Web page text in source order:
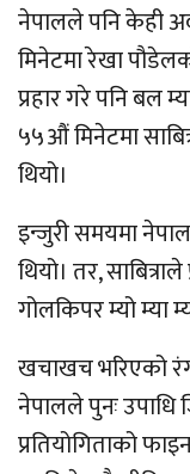
नेपालले पनि केही
मिनेटमा रेखा
प्रहार गरे पनि बल
५५औं मिनेटमा
थियो।
इन्जुरी समयमा
थियो। तर,
गोलकिपर म्यो म्या
खचाखच भरिएको
नेपालले पुनः उपाधि
प्रतियोगिताको